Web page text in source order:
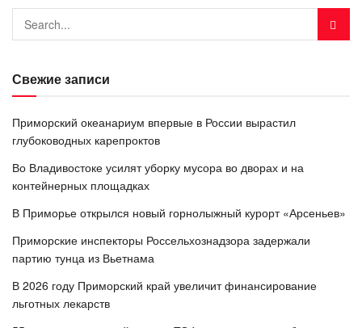
Свежие записи
Приморский океанариум впервые в России вырастил
глубоководных карепроктов
Во Владивостоке усилят уборку мусора во дворах и на
контейнерных площадках
В Приморье открылся новый горнолыжный курорт «Арсеньев»
Приморские инспекторы Россельхознадзора задержали
партию тунца из Вьетнама
В 2026 году Приморский край увеличит финансирование
льготных лекарств